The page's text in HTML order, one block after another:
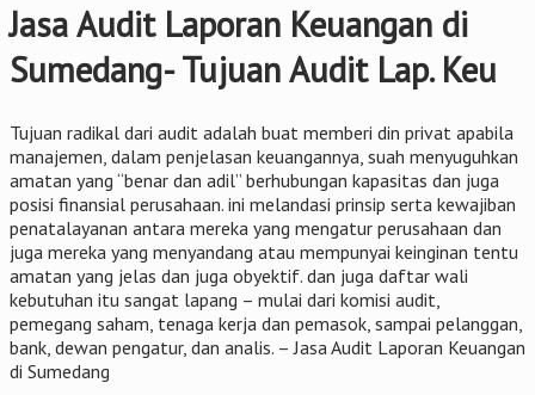
Jasa Audit Laporan Keuangan di
Sumedang- Tujuan Audit Lap. Keu
Tujuan radikal dari audit adalah buat memberi din privat apabila
manajemen, dalam penjelasan keuangannya, suah menyuguhkan
amatan yang “benar dan adil” berhubungan kapasitas dan juga
posisi finansial perusahaan. ini melandasi prinsip serta kewajiban
penatalayanan antara mereka yang mengatur perusahaan dan
juga mereka yang menyandang atau mempunyai keinginan tentu
amatan yang jelas dan juga obyektif. dan juga daftar wali
kebutuhan itu sangat lapang – mulai dari komisi audit,
pemegang saham, tenaga kerja dan pemasok, sampai pelanggan,
bank, dewan pengatur, dan analis. – Jasa Audit Laporan Keuangan
di Sumedang